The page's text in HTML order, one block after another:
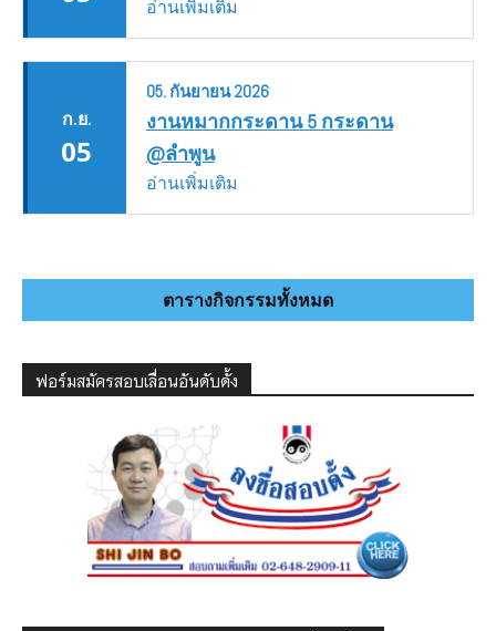
อ่านเพิ่มเติม
ก.ย.
05
05. กันยายน2026
งานหมากกระดาน 5 กระดาน
@ลำพูน
อ่านเพิ่มเติม
ตารางกิจกรรมทั้งหมด
ฟอร์มสมัครสอบเลื่อนอันดับดั้ง